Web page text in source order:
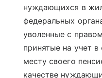
нуждающихся в
федеральных
уволенные с
принятые на учет
месту своего
качестве